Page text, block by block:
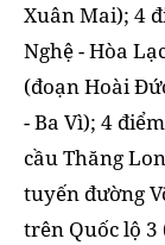
Xuân Mai); 4
Nghệ - Hòa
(đoạn Hoài
- Ba Vì); 4
cầu Thăng
tuyến đường
trên Quốc lộ